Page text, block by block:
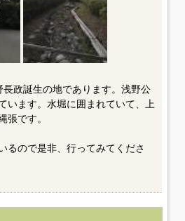
政誕生の地であります。浅野公
います。水堀に囲まれていて、上
張です。
るので是非、行ってみてくださ